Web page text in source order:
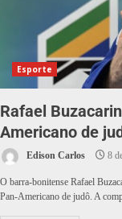
Esporte
Rafael
Americano de
Edison Carlos 8
O barra-bonitense Rafael
Pan-Americano de judô. A